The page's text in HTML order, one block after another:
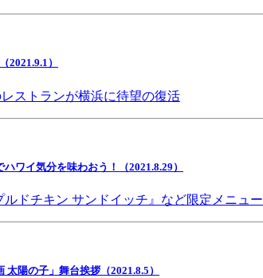
2021.9.1）
ストランが横浜に待望の復活
ワイ気分を味わおう！（2021.8.29）
ドチキン サンドイッチ』など限定メニュー
陽の子」舞台挨拶（2021.8.5）